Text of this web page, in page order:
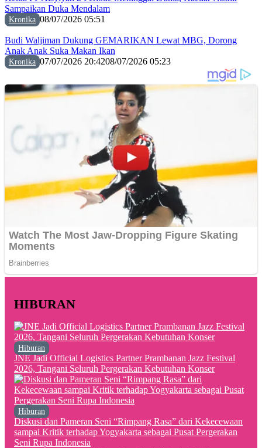
Sampaikan Duka Mendalam
Kronika 08/07/2026 05:51
Budi Waljiman Dukung GEMARIKAN Lewat MBG, Dorong
Anak Anak Suka Makan Ikan
Kronika 07/07/2026 20:4208/07/2026 05:23
HIBURAN
Hiburan
JNE Jadi Official Logistics Partner Prambanan Jazz Festival
2026, Tangani Seluruh Pergerakan Kebutuhan Konser
Hiburan
Diskusi dan Pameran Seni “Rimpang Rasa” dari Kekecewaan
sampai Kritik terhadap Yogyakarta sebagai Pusat Pergerakan
Seni Rupa Indonesia